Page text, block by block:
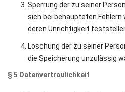
Sperrung der zu seiner
sich bei behaupteten
deren Unrichtigkeit
Löschung der zu seiner
die Speicherung unzulässig
§ 5 Datenvertraulichkeit